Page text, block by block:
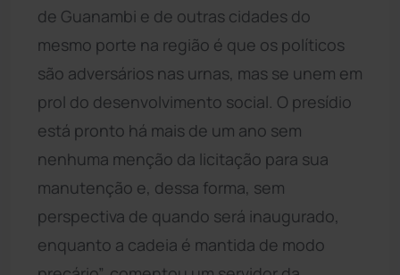
de Guanambi e de outras cidades do
mesmo porte na região é que os políticos
são adversários nas urnas, mas se unem em
prol do desenvolvimento social. O presídio
está pronto há mais de um ano sem
nenhuma menção da licitação para sua
manutenção e, dessa forma, sem
perspectiva de quando será inaugurado,
enquanto a cadeia é mantida de modo